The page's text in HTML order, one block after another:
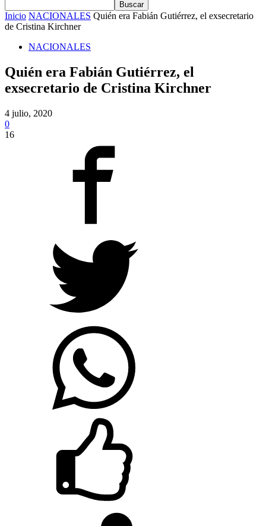
Inicio NACIONALES Quién era Fabián Gutiérrez, el exsecretario
de Cristina Kirchner
NACIONALES
Quién era Fabián Gutiérrez, el
exsecretario de Cristina Kirchner
4 julio, 2020
0
16